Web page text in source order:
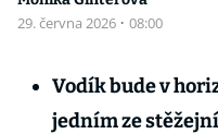
29. června 2026 · 08:00
Vodík bude v
jedním ze